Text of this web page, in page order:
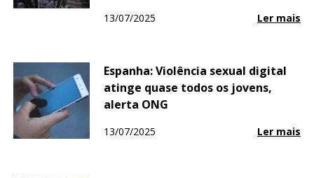
13/07/2025 Ler mais
Espanha: Violência sexual digital
atinge quase todos os jovens,
alerta ONG
13/07/2025 Ler mais